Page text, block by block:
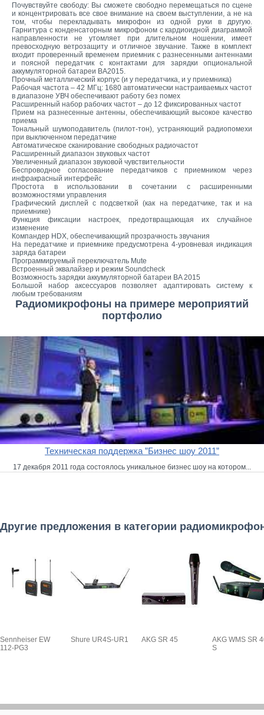
Почувствуйте свободу: Вы сможете свободно перемещаться по сцене
и концентрировать все свое внимание на своем выступлении, а не на
том, чтобы перекладывать микрофон из одной руки в другую.
Гарнитура с конденсаторным микрофоном с кардиоидной диаграммой
направленности не утомляет при длительном ношении, имеет
превосходную ветрозащиту и отличное звучание. Также в комплект
входит проверенный временем приемник с разнесенными антеннами
и поясной передатчик с контактами для зарядки опциональной
аккумуляторной батареи BA2015.
Прочный металлический корпус (и у передатчика, и у приемника)
Рабочая частота – 42 МГц: 1680 автоматически настраиваемых частот
в диапазоне УВЧ обеспечивают работу без помех
Расширенный набор рабочих частот – до 12 фиксированных частот
Прием на разнесенные антенны, обеспечивающий высокое качество
приема
Тональный шумоподавитель (пилот-тон), устраняющий радиопомехи
при выключенном передатчике
Автоматическое сканирование свободных радиочастот
Расширенный диапазон звуковых частот
Увеличенный диапазон звуковой чувствительности
Беспроводное согласование передатчиков с приемником через
инфракрасный интерфейс
Простота в использовании в сочетании с расширенными
возможностями управления
Графический дисплей с подсветкой (как на передатчике, так и на
приемнике)
Функция фиксации настроек, предотвращающая их случайное
изменение
Компандер HDX, обеспечивающий прозрачность звучания
На передатчике и приемнике предусмотрена 4-уровневая индикация
заряда батареи
Программируемый переключатель Mute
Встроенный эквалайзер и режим Soundcheck
Возможность зарядки аккумуляторной батареи BA 2015
Большой набор аксессуаров позволяет адаптировать систему к
любым требованиям
Радиомикрофоны на примере мероприятий
портфолио
Техническая поддержка ”Бизнес шоу 2011”
17 декабря 2011 года состоялось уникальное бизнес шоу на котором...
Другие предложения в категории
Sennheiser EW
112-PG3
Shure UR4S-UR1 AKG SR 45
AKG WMS SR
S